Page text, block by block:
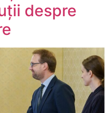
despre